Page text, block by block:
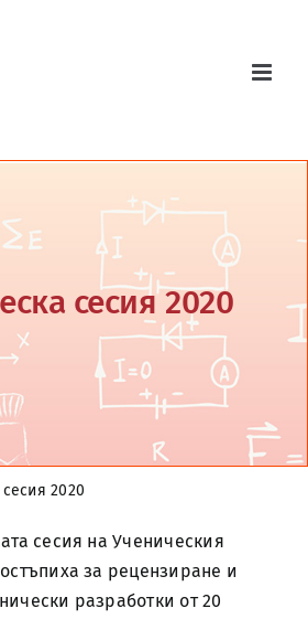
сесия 2020
2020
сесия на Ученическия
за рецензиране и
разработки от 20